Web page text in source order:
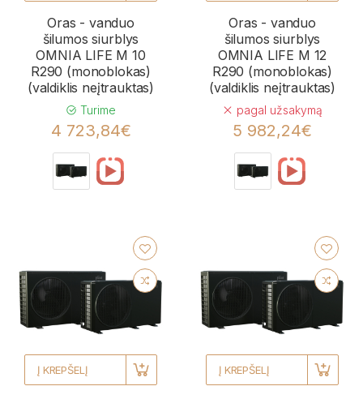
Oras - vanduo
šilumos siurblys
OMNIA LIFE M 10
R290 (monoblokas)
(valdiklis neįtrauktas)
Turime
4 723,84€
Oras - vanduo
šilumos siurblys
OMNIA LIFE M 12
R290 (monoblokas)
(valdiklis neįtrauktas)
pagal užsakymą
5 982,24€
Į KREPŠELĮ Į KREPŠELĮ